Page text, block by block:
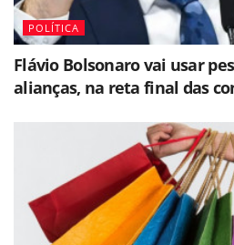
POLÍTICA
Flávio Bolsonaro vai usar
alianças, na reta final das